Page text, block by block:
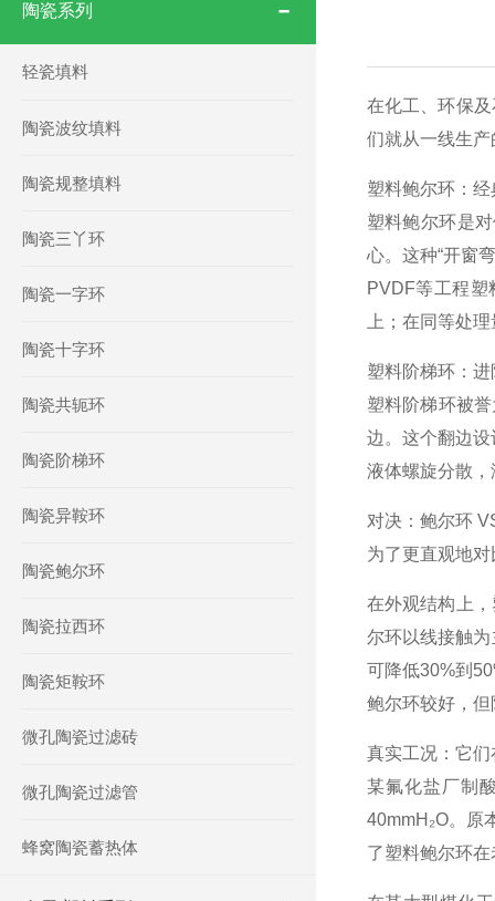
陶瓷系列
轻瓷填料
陶瓷波纹填料
陶瓷规整填料
陶瓷三丫环
陶瓷一字环
陶瓷十字环
陶瓷共轭环
陶瓷阶梯环
陶瓷异鞍环
陶瓷鲍尔环
陶瓷拉西环
陶瓷矩鞍环
微孔陶瓷过滤砖
微孔陶瓷过滤管
蜂窝陶瓷蓄热体
在化工、环保
们就从一线生
塑料鲍尔环：经
塑料鲍尔环是
心。这种“开窗
PVDF等工程
上；在同等处
塑料阶梯环：进
塑料阶梯环被
边。这个翻边
液体螺旋分散
对决：鲍尔环
为了更直观地
在外观结构上
尔环以线接触
可降低30%到
鲍尔环较好，
真实工况：它
某氟化盐厂制
40mmH₂O。原
了塑料鲍尔环